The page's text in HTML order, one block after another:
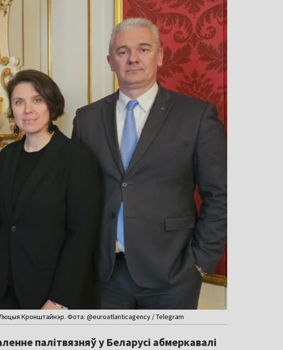
Люцыя Кронштайнэр. Фота: @euroatlanticagency / Telegram
палітвязняў у Беларусі абмеркавалі